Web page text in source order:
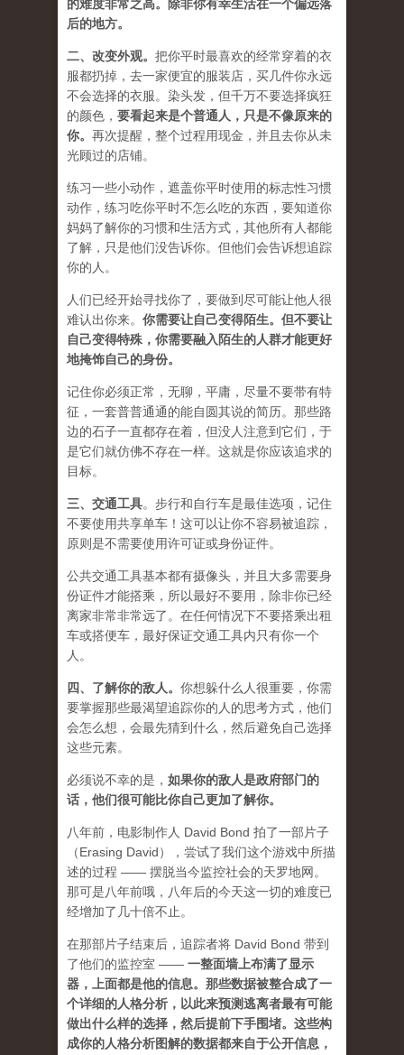
的难度非常之高。除非你有幸生活在一个偏远落
后的地方。
二、 改变外观。 把你平时最喜欢的经常穿着的衣
服都扔掉，去一家便宜的服装店，买几件你永远
不会选择的衣服。染头发，但千万不要选择疯狂
的颜色， 要看起来是个普通人，只是不像原来的
你。 再次提醒，整个过程用现金，并且去你从未
光顾过的店铺。
练习一些小动作，遮盖你平时使用的标志性习惯
动作，练习吃你平时不怎么吃的东西，要知道你
妈妈了解你的习惯和生活方式，其他所有人都能
了解，只是他们没告诉你。但他们会告诉想追踪
你的人。
人们已经开始寻找你了，要做到尽可能让他人很
难认出你来。 你需要让自己变得陌生。但不要让
自己变得特殊，你需要融入陌生的人群才能更好
地掩饰自己的身份。
记住你必须正常，无聊，平庸，尽量不要带有特
征，一套普普通通的能自圆其说的简历。那些路
边的石子一直都存在着，但没人注意到它们，于
是它们就仿佛不存在一样。这就是你应该追求的
目标。
三、 交通工具。步行和自行车是最佳选项，记住
不要使用共享单车！这可以让你不容易被追踪，
原则是不需要使用许可证或身份证件。
公共交通工具基本都有摄像头，并且大多需要身
份证件才能搭乘，所以最好不要用，除非你已经
离家非常非常远了。在任何情况下不要搭乘出租
车或搭便车，最好保证交通工具内只有你一个
人。
四、 了解你的敌人。 你想躲什么人很重要，你需
要掌握那些最渴望追踪你的人的思考方式，他们
会怎么想，会最先猜到什么，然后避免自己选择
这些元素。
必须说不幸的是， 如果你的敌人是政府部门的
话，他们很可能比你自己更加了解你。
八年前，电影制作人 David Bond 拍了一部片子
（Erasing David），尝试了我们这个游戏中所描
述的过程 —— 摆脱当今监控社会的天罗地网。
那可是八年前哦，八年后的今天这一切的难度已
经增加了几十倍不止。
在那部片子结束后，追踪者将 David Bond 带到
了他们的监控室 —— 一整面墙上布满了显示
器，上面都是他的信息。那些数据被整合成了一
个详细的人格分析，以此来预测逃离者最有可能
做出什么样的选择，然后提前下手围堵。这些构
成你的人格分析图解的数据都来自于公开信息，